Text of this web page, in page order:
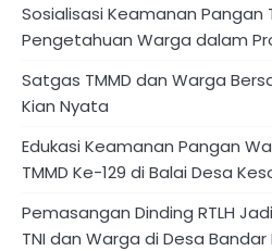
Sosialisasi Keamanan Pangan
Pengetahuan Warga dalam
Satgas TMMD dan Warga
Kian Nyata
Edukasi Keamanan Pangan
TMMD Ke-129 di Balai Desa
Pemasangan Dinding RTLH
TNI dan Warga di Desa Bandar